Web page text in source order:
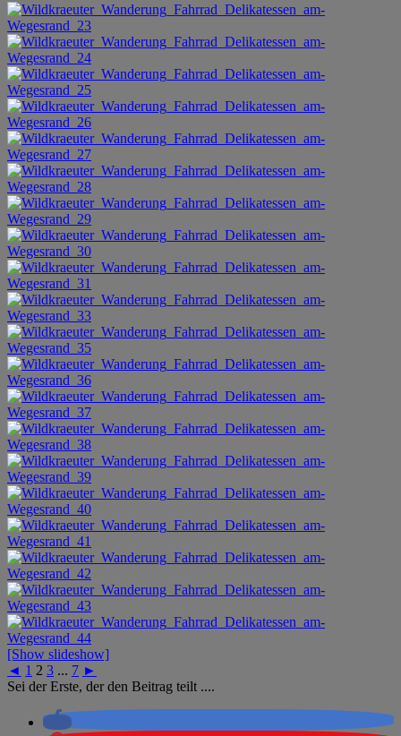
[Show slideshow]
◄ 1 2 3 ... 7 ►
Sei der Erste, der den Beitrag teilt ....